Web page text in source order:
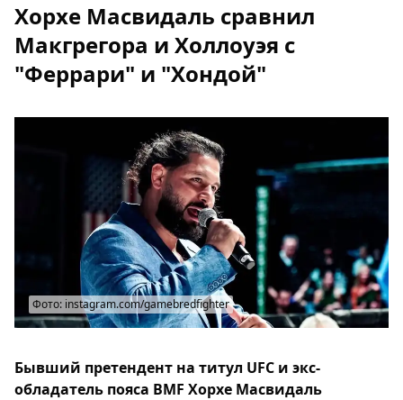
Хорхе Масвидаль сравнил
Макгрегора и Холлоуэя с
"Феррари" и "Хондой"
Фото: instagram.com/gamebredfighter
Бывший претендент на титул UFC и экс-
обладатель пояса BMF Хорхе Масвидаль